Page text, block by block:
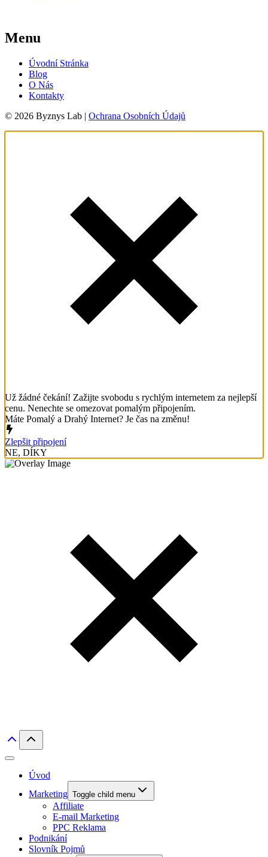
Menu
Úvodní Stránka
Blog
O Nás
Kontakty
© 2026 Byznys Lab | Ochrana Osobních Údajů
Už žádné čekání! Zažijte svobodu s rychlým internetem za nejlepší
cenu. Nenechte se omezovat pomalým připojením.
Máte Pomalý a Drahý Internet? Je čas na změnu!
Zlepšit připojení
NE, DÍKY
Úvod
Marketing Toggle child menu
Affiliate
E-mail Marketing
PPC Reklama
Podnikání
Slovník Pojmů